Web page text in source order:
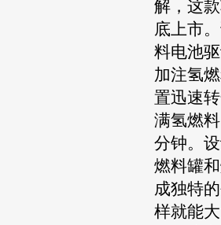
解，这
底上市
料电池
加注氢
置迅速
满氢燃
分钟。
燃料罐
成独特
样就能